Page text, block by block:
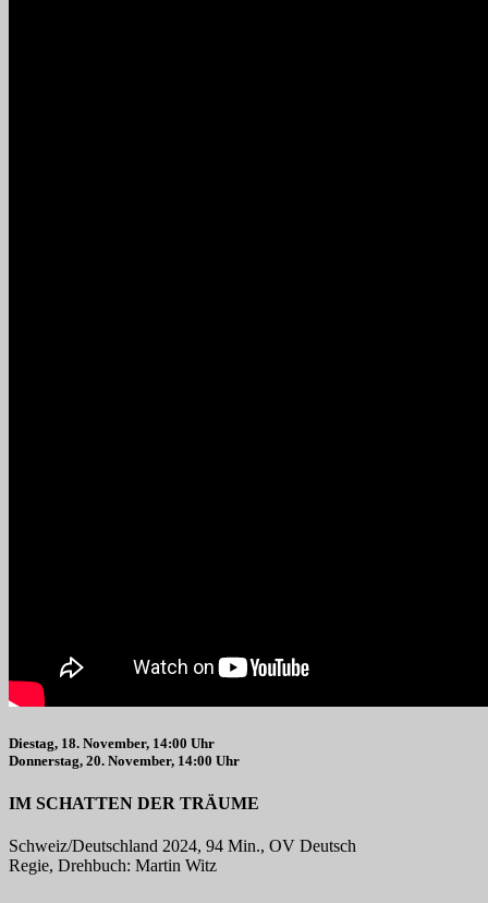
Diestag, 18. November, 14:00 Uhr
Donnerstag, 20. November, 14:00 Uhr
IM SCHATTEN DER TRÄUME
Schweiz/Deutschland 2024, 94 Min., OV Deutsch
Regie, Drehbuch: Martin Witz